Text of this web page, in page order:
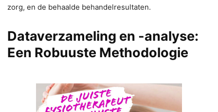
zorg, en de behaalde behandelresultaten.
Dataverzameling en -analyse:
Een Robuuste Methodologie